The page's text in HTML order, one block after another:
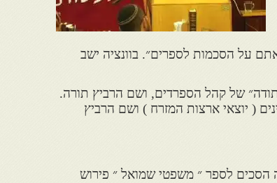
על הסכמות לספרים״. בוונציה ישב
של קהל הספרדים, ושם הרביץ תורה.
( יוצאי ארצות המזרח ) ושם הרביץ
הסכים לספר ״ משפטי שמואל ״ פירוש